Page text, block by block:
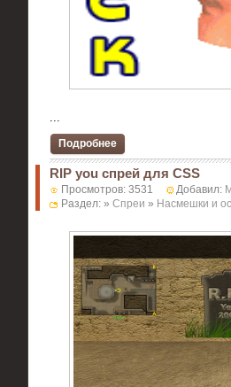
Подробнее
RIP you спрей для CSS
Просмотров: 3531 Добавил:
Раздел: » Спреи » Насмешки и